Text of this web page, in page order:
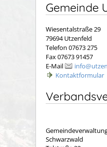
Gemeinde
Wiesentalstraße 29
79694 Utzenfeld
Telefon 07673 275
Fax 07673 91457
E-Mail
Kontaktformular
Schwarzwald